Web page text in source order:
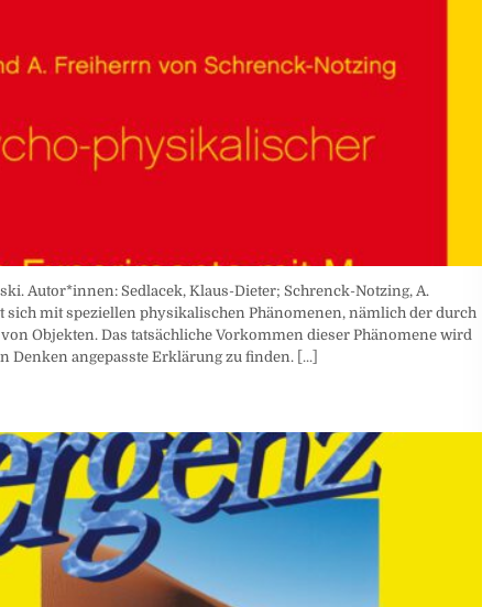
Autor*innen: Sedlacek, Klaus-Dieter; Schrenck-Notzing, A.
mit speziellen physikalischen Phänomenen, nämlich der durch
Objekten. Das tatsächliche Vorkommen dieser Phänomene wird
Denken angepasste Erklärung zu finden. [...]